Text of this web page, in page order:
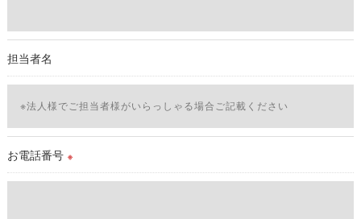
外部に委託する場合があります。
これらの委託先に対しては個人情報保護契約等の措置をとり、
適切な監督を行います。
＜個人情報の安全管理＞
当社では、個人情報の漏洩等がなされないよう、適切に安全管
理対策を実施します。
担当者名
お電話番号 ※